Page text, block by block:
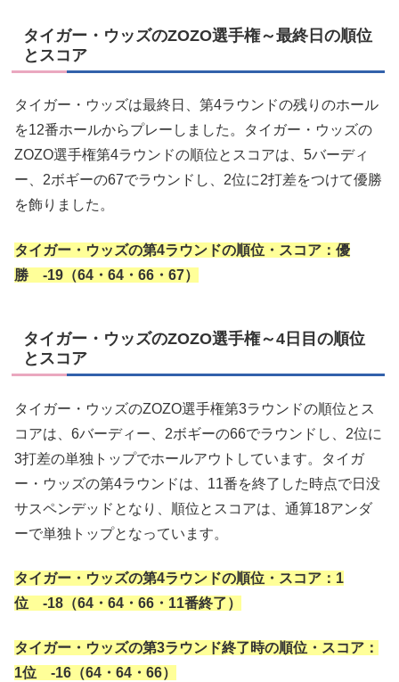
タイガー・ウッズのZOZO選手権～最終日の順位
とスコア
タイガー・ウッズは最終日、第4ラウンドの残りのホール
を12番ホールからプレーしました。タイガー・ウッズの
ZOZO選手権第4ラウンドの順位とスコアは、5バーディ
ー、2ボギーの67でラウンドし、2位に2打差をつけて優勝
を飾りました。
タイガー・ウッズの第4ラウンドの順位・スコア：優
勝 -19（64・64・66・67）
タイガー・ウッズのZOZO選手権～4日目の順位
とスコア
タイガー・ウッズのZOZO選手権第3ラウンドの順位とス
コアは、6バーディー、2ボギーの66でラウンドし、2位に
3打差の単独トップでホールアウトしています。タイガ
ー・ウッズの第4ラウンドは、11番を終了した時点で日没
サスペンデッドとなり、順位とスコアは、通算18アンダ
ーで単独トップとなっています。
タイガー・ウッズの第4ラウンドの順位・スコア：1
位 -18（64・64・66・11番終了）
タイガー・ウッズの第3ラウンド終了時の順位・スコア：
1位 -16（64・64・66）